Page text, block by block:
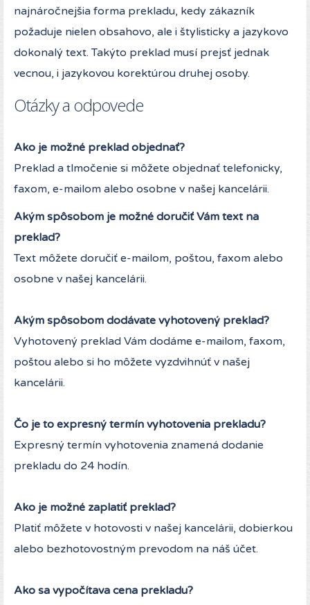
najnáročnejšia forma prekladu, kedy zákazník
požaduje nielen obsahovo, ale i štylisticky a jazykovo
dokonalý text. Takýto preklad musí prejsť jednak
vecnou, i jazykovou korektúrou druhej osoby.
Otázky a odpovede
Ako je možné preklad objednať?
Preklad a tlmočenie si môžete objednať telefonicky,
faxom, e-mailom alebo osobne v našej kancelárii.
Akým spôsobom je možné doručiť Vám text na
preklad?
Text môžete doručiť e-mailom, poštou, faxom alebo
osobne v našej kancelárii.
Akým spôsobom dodávate vyhotovený preklad?
Vyhotovený preklad Vám dodáme e-mailom, faxom,
poštou alebo si ho môžete vyzdvihnúť v našej
kancelárii.
Čo je to expresný termín vyhotovenia prekladu?
Expresný termín vyhotovenia znamená dodanie
prekladu do 24 hodín.
Ako je možné zaplatiť preklad?
Platiť môžete v hotovosti v našej kancelárii, dobierkou
alebo bezhotovostným prevodom na náš účet.
Ako sa vypočítava cena prekladu?